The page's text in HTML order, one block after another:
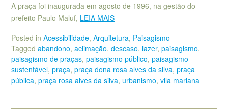
A praça foi inaugurada em agosto de 1996, na gestão do
prefeito Paulo Maluf, LEIA MAIS
Posted in Acessibilidade, Arquitetura, Paisagismo
Tagged abandono, aclimação, descaso, lazer, paisagismo,
paisagismo de praças, paisagismo público, paisagismo
sustentável, praça, praça dona rosa alves da silva, praça
pública, praça rosa alves da silva, urbanismo, vila mariana